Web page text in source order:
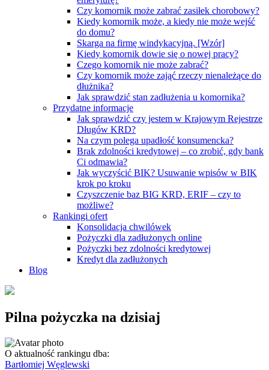
Czy komornik może zabrać zasiłek chorobowy?
Kiedy komornik może, a kiedy nie może wejść
do domu?
Skarga na firmę windykacyjną. [Wzór]
Kiedy komornik dowie się o nowej pracy?
Czego komornik nie może zabrać?
Czy komornik może zająć rzeczy nienależące do
dłużnika?
Jak sprawdzić stan zadłużenia u komornika?
Przydatne informacje
Jak sprawdzić czy jestem w Krajowym Rejestrze
Długów KRD?
Na czym polega upadłość konsumencka?
Brak zdolności kredytowej – co zrobić, gdy bank
Ci odmawia?
Jak wyczyścić BIK? Usuwanie wpisów w BIK
krok po kroku
Czyszczenie baz BIG KRD, ERIF – czy to
możliwe?
Rankingi ofert
Konsolidacja chwilówek
Pożyczki dla zadłużonych online
Pożyczki bez zdolności kredytowej
Kredyt dla zadłużonych
Blog
Pilna pożyczka na dzisiaj
O aktualność rankingu dba:
Bartłomiej Węglewski